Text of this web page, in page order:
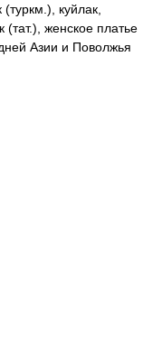
куйлак,
(тат.), женское платье
Азии и Поволжья